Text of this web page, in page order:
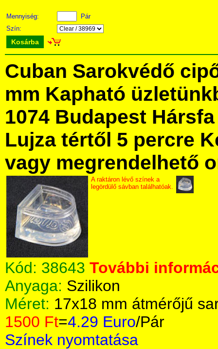
Mennyiség:
Pár
Szín:
Kosárba
Cuban Sarokvédő
mm Kapható
1074 Budapest
Lujza tértől 5 percre
vagy megrendelhető
A raktáron lévő színek a
legördülő sávban találhatóak.
Kód: 38643 További
Anyaga: Szilikon
Méret: 17x18 mm átmérőjű
1500 Ft=4.29 Euro/Pár
Színek nyomtatása